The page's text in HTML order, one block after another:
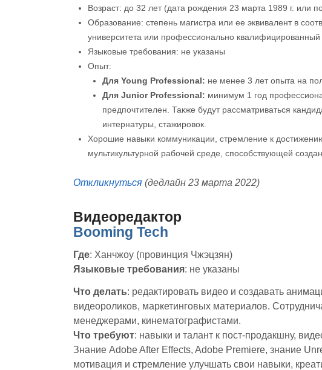
Возраст: до 32 лет (дата рождения 23 марта 1989 г. или
Образование: степень магистра или ее эквивалент в
университета или профессионально
Языковые требования: не указаны
Опыт:
Для Young Professional: не менее 3 лет опыта на
Для Junior Professional: минимум 1 год
предпочтителен. Также будут рассматриваться
интернатуры, стажировок.
Хорошие навыки коммуникации, стремление к
мультикультурной рабочей среде, способствующей
Откликнуться (дедлайн 23 марта 2022)
Видеоредактор
Booming Tech
Где: Ханчжоу (провинция Чжэцзян)
Языковые требования: не указаны
Что делать: редактировать видео и создавать
видеороликов, маркетинговых материалов.
менеджерами, кинематографистами.
Что требуют: навыки и талант к пост-продакшну,
Знание Adobe After Effects, Adobe Premiere, знание
мотивация и стремление улучшать свои навыки,